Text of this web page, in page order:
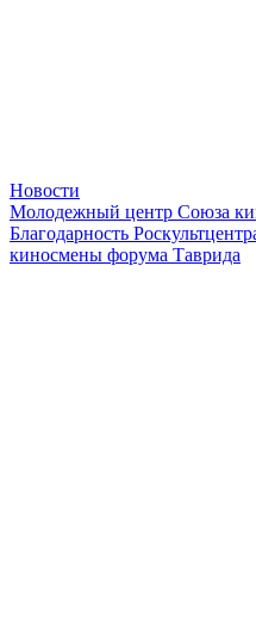
Новости
Молодежный центр Союза
Благодарность
киносмены форума Таврида